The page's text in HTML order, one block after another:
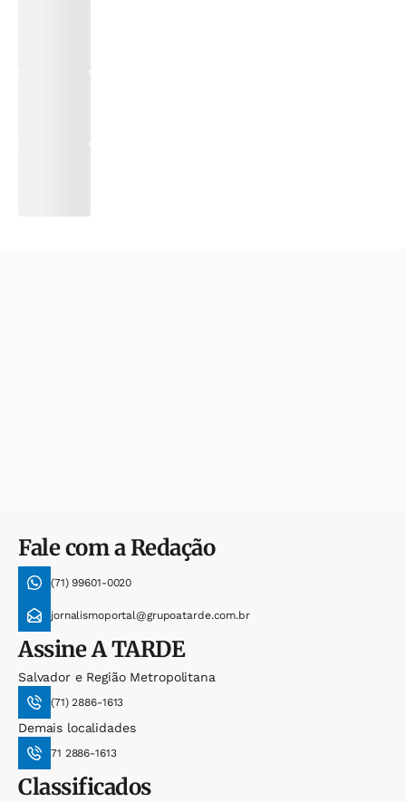
Fale com a Redação
(71) 99601-0020
jornalismoportal@grupoatarde.com.br
AssineA TARDE
Salvador e Região Metropolitana
(71) 2886-1613
Demais localidades
71 2886-1613
Classificados